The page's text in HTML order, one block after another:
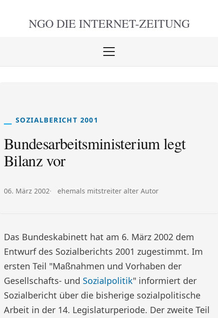
NGO DIE INTERNET-ZEITUNG
Menü
SOZIALBERICHT 2001
Bundesarbeitsministerium legt
Bilanz vor
Veröffentlicht am:
06. März 2002 Autor:
ehemals mitstreiter alter Autor
Das Bundeskabinett hat am 6. März 2002 dem
Entwurf des Sozialberichts 2001 zugestimmt. Im
ersten Teil "Maßnahmen und Vorhaben der
Gesellschafts- und Sozialpolitik" informiert der
Sozialbericht über die bisherige sozialpolitische
Arbeit in der 14. Legislaturperiode. Der zweite Teil